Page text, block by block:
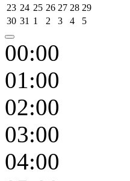
23 24 25 26 27 28 29
30 31 1 2 3 4 5
00:00
01:00
02:00
03:00
04:00